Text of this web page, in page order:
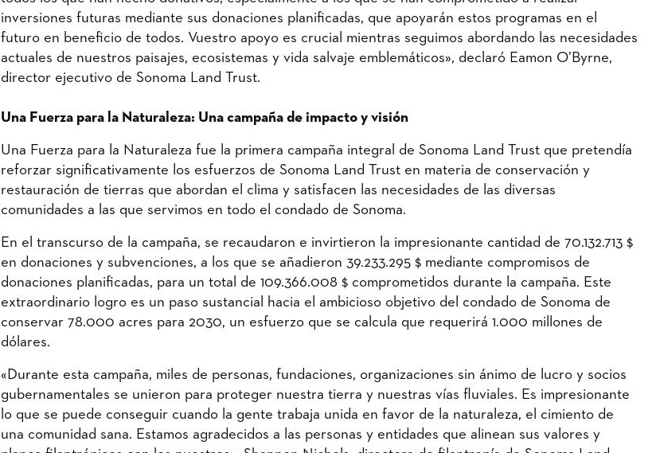
inversiones futuras mediante sus donaciones planificadas, que apoyarán estos programas en el
futuro en beneficio de todos. Vuestro apoyo es crucial mientras seguimos abordando las necesidades
actuales de nuestros paisajes, ecosistemas y vida salvaje emblemáticos», declaró Eamon O’Byrne,
director ejecutivo de Sonoma Land Trust.
Una Fuerza para la Naturaleza: Una campaña de impacto y visión
Una Fuerza para la Naturaleza fue la primera campaña integral de Sonoma Land Trust que pretendía
reforzar significativamente los esfuerzos de Sonoma Land Trust en materia de conservación y
restauración de tierras que abordan el clima y satisfacen las necesidades de las diversas
comunidades a las que servimos en todo el condado de Sonoma.
En el transcurso de la campaña, se recaudaron e invirtieron la impresionante cantidad de 70.132.713 $
en donaciones y subvenciones, a los que se añadieron 39.233.295 $ mediante compromisos de
donaciones planificadas, para un total de 109.366.008 $ comprometidos durante la campaña. Este
extraordinario logro es un paso sustancial hacia el ambicioso objetivo del condado de Sonoma de
conservar 78.000 acres para 2030, un esfuerzo que se calcula que requerirá 1.000 millones de
dólares.
«Durante esta campaña, miles de personas, fundaciones, organizaciones sin ánimo de lucro y socios
gubernamentales se unieron para proteger nuestra tierra y nuestras vías fluviales. Es impresionante
lo que se puede conseguir cuando la gente trabaja unida en favor de la naturaleza, el cimiento de
una comunidad sana. Estamos agradecidos a las personas y entidades que alinean sus valores y